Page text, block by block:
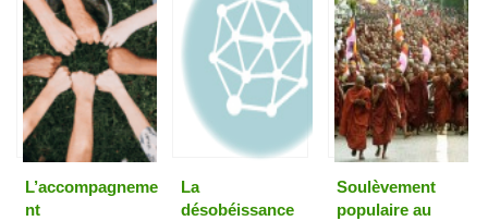
L’accompagneme
nt
La
désobéissance
Soulèvement
populaire au